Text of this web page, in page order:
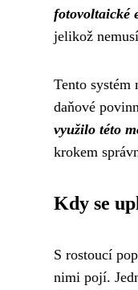
fotovoltaické
jelikož
Tento
daňové
využilo této
krokem
Kdy se
S rostoucí
nimi pojí.